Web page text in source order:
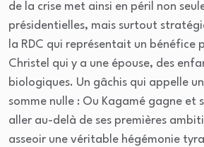
de la crise met ainsi en péril non
présidentielles, mais surtout
la RDC qui représentait un bénéfice
Christel qui y a une épouse, des
biologiques. Un gâchis qui appelle
somme nulle : Ou Kagamé gagne et
aller au-delà de ses premières
asseoir une véritable hégémonie